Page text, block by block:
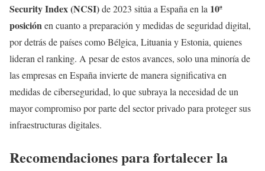
Security Index (NCSI)de 2023 sitúa a España en la 10ª
posiciónen cuanto a preparación y medidas de seguridad digital,
por detrás de países como Bélgica, Lituania y Estonia, quienes
lideran el ranking. A pesar de estos avances, solo una minoría de
las empresas en España invierte de manera significativa en
medidas de ciberseguridad, lo que subraya la necesidad de un
mayor compromiso por parte del sector privado para proteger sus
infraestructuras digitales.
Recomendaciones para fortalecer la